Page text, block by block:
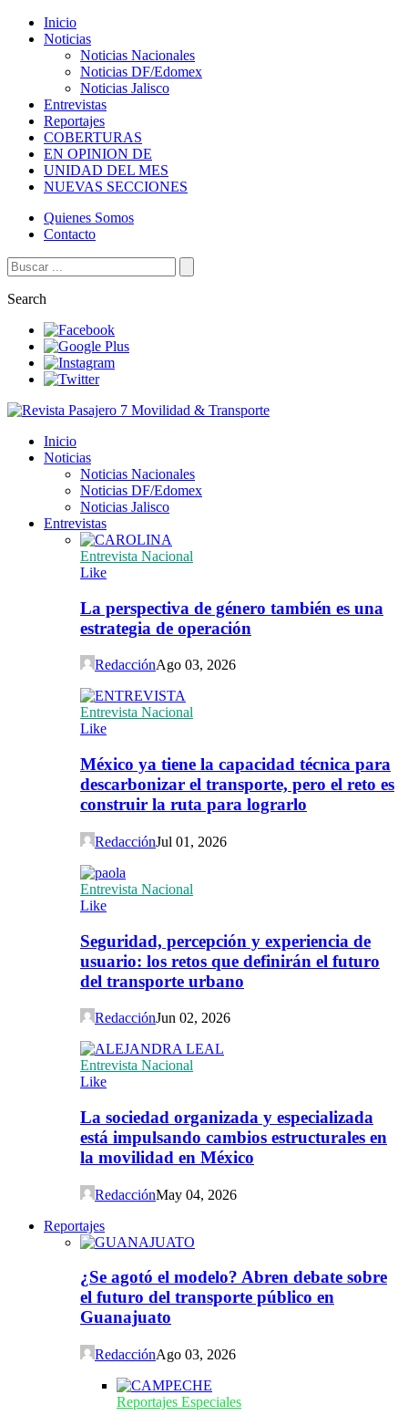
Inicio
Noticias
Noticias Nacionales
Noticias DF/Edomex
Noticias Jalisco
Entrevistas
Reportajes
COBERTURAS
EN OPINION DE
UNIDAD DEL MES
NUEVAS SECCIONES
Quienes Somos
Contacto
Search
Inicio
Noticias
Noticias Nacionales
Noticias DF/Edomex
Noticias Jalisco
Entrevistas
Entrevista Nacional
Like
La perspectiva de género también es una
estrategia de operación
RedacciónAgo 03, 2026
Entrevista Nacional
Like
México ya tiene la capacidad técnica para
descarbonizar el transporte, pero el reto es
construir la ruta para lograrlo
RedacciónJul 01, 2026
Entrevista Nacional
Like
Seguridad, percepción y experiencia de
usuario: los retos que definirán el futuro
del transporte urbano
RedacciónJun 02, 2026
Entrevista Nacional
Like
La sociedad organizada y especializada
está impulsando cambios estructurales en
la movilidad en México
RedacciónMay 04, 2026
Reportajes
¿Se agotó el modelo? Abren debate sobre
el futuro del transporte público en
Guanajuato
RedacciónAgo 03, 2026
Reportajes Especiales